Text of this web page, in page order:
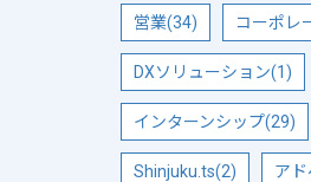
営業(34) コーポレ
DXソリューション(1)
インターンシップ(29)
Shinjuku.ts(2) ア